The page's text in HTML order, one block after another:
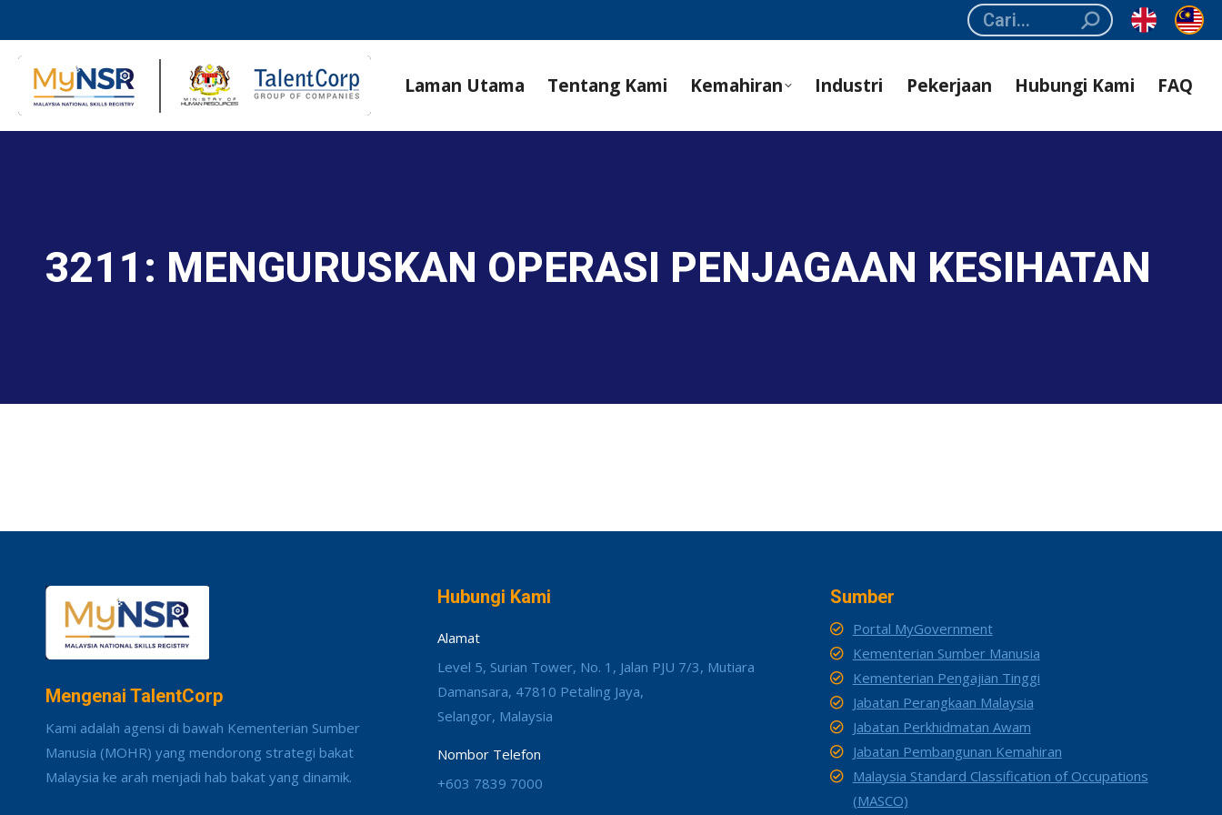
Search:
Laman Utama Tentang Kami Kemahiran Industri Pekerjaan Hubungi Kami FAQ
3211: MENGURUSKAN OPERASI PENJAGAAN KESIHATAN
Mengenai TalentCorp
Kami adalah agensi di bawah Kementerian Sumber
Manusia (MOHR) yang mendorong strategi bakat
Malaysia ke arah menjadi hab bakat yang dinamik.
Hubungi Kami
Alamat
Level 5, Surian Tower, No. 1, Jalan PJU 7/3, Mutiara
Damansara, 47810 Petaling Jaya,
Selangor, Malaysia
Nombor Telefon
+603 7839 7000
Sumber
Portal MyGovernment
Kementerian Sumber Manusia
Kementerian Pengajian Tinggi
Jabatan Perangkaan Malaysia
Jabatan Perkhidmatan Awam
Jabatan Pembangunan Kemahiran
Malaysia Standard Classification of Occupations
(MASCO)